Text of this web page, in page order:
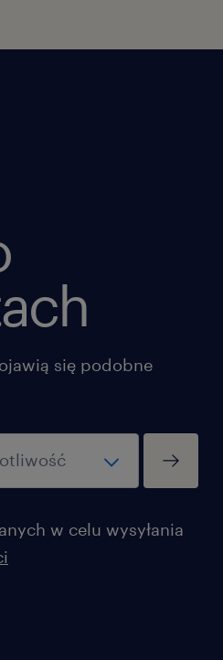
Stabilne
Wynagrodzenie
Realny wpływ na
nowej linii
technologicznym
Pracę z
Niezbędne
każdym etapie
się podobne
w celu wysyłania